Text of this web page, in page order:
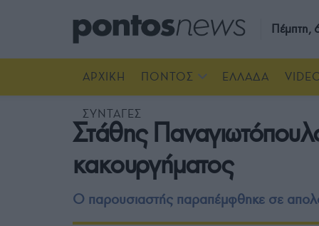
ΑΡΧΙΚΗ ΠΟΝΤΟΣ ΕΛΛΑΔΑ
ΣΥΝΤΑΓΕΣ
Στάθης
κακουργήματος
Ο παρουσιαστής παραπέμφθηκε σε